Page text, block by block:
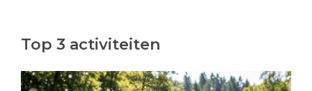
Top 3 activiteiten